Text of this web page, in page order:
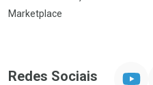
Marketplace
Redes Sociais